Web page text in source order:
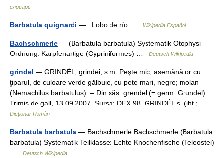
словарь
Barbatula quignardi — Lobo de río … Wikipedia Español
Bachschmerle — (Barbatula barbatula) Systematik Otophysi
Ordnung: Karpfenartige (Cypriniformes) …
Deutsch Wikipedia
grindel — GRINDÉL, grindei, s.m. Peşte mic, asemănător cu
ţiparul, de culoare verde gălbuie, cu pete mari, negre; molan
(Nemachilus barbatulus). – Din săs. grendel (= germ. Grundel).
Trimis de gall, 13.09.2007. Sursa: DEX 98 GRINDÉL s. (iht.;… …
Dicționar Român
Barbatula barbatula — Bachschmerle Bachschmerle (Barbatula
barbatula) Systematik Teilklasse: Echte Knochenfische (Teleostei)
Deutsch Wikipedia